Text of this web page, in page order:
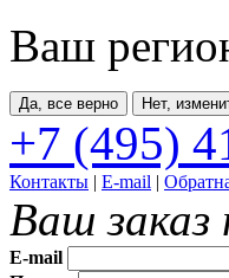
Ваш
Да, все верно Нет,
+7 (495)
Контакты | E-mail |
Ваш заказ
E-mail